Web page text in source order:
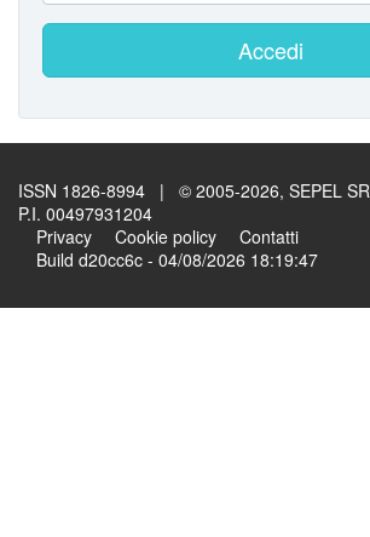
Accedi
ISSN 1826-8994 | © 2005-2026, SEPEL
P.I. 00497931204
Privacy
Cookie policy
Contatti
Build d20cc6c - 04/08/2026 18:19:47